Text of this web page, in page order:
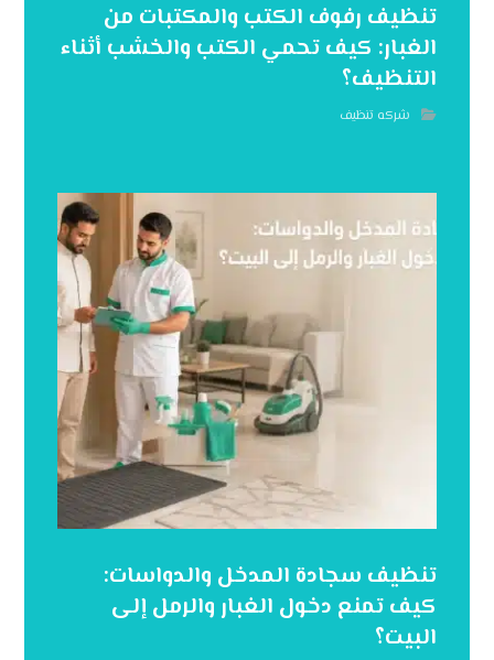
تنظيف رفوف الكتب والمكتبات من
الغبار: كيف تحمي الكتب والخشب أثناء
التنظيف؟
شركه تنظيف
تنظيف سجادة المدخل والدواسات:
كيف تمنع دخول الغبار والرمل إلى
البيت؟